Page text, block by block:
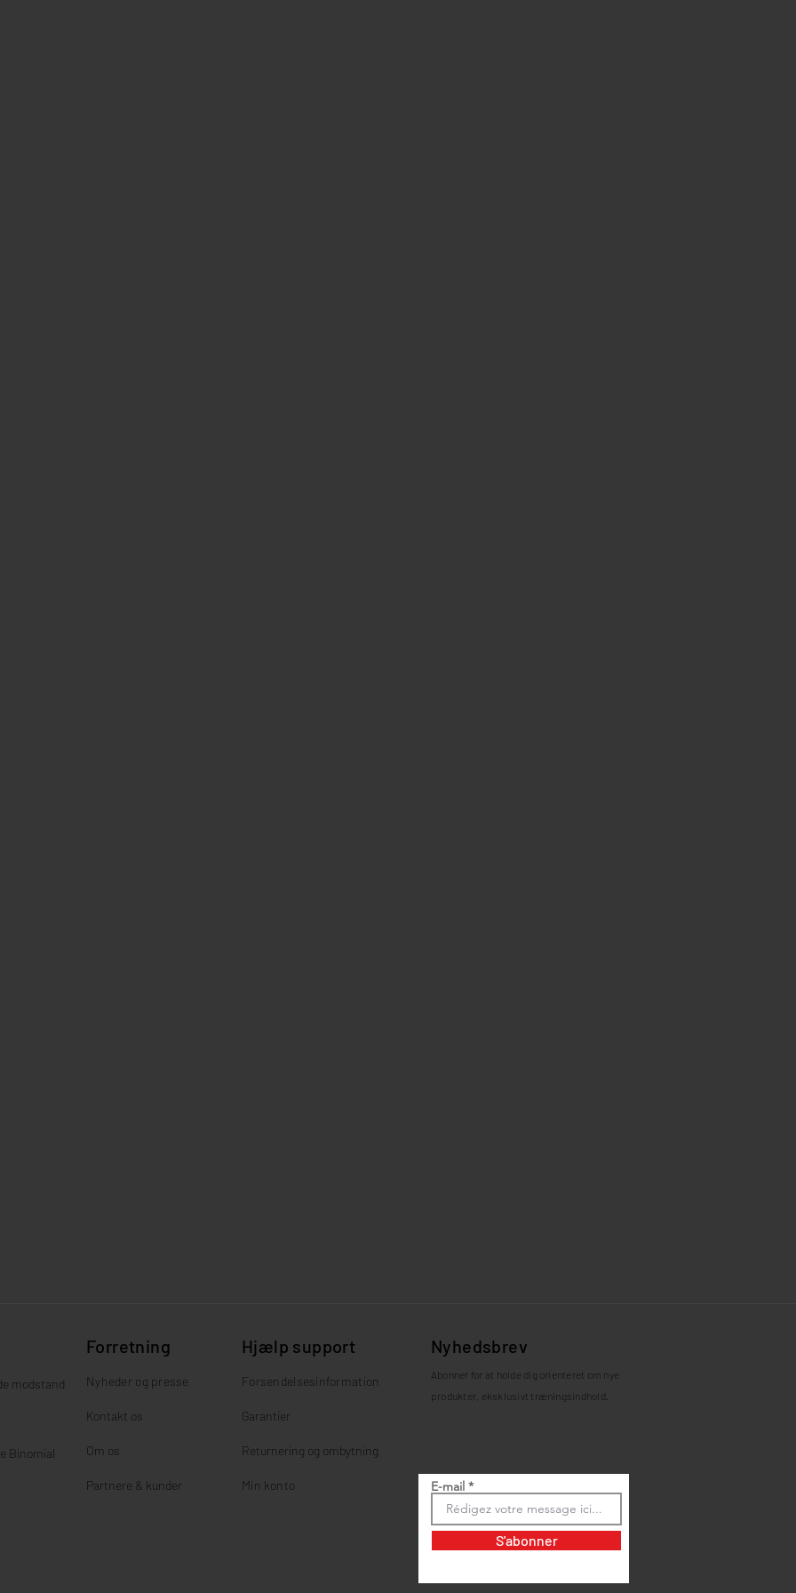
modstand
Binomial
Forretning
Nyheder og presse
Kontakt os
Om os
Partnere & kunder
Hjælp support
Forsendelsesinformation
Garantier
Returnering og ombytning
Min konto
Nyhedsbrev
Abonner for at holde dig orienteret om nye
produkter, eksklusivt træningsindhold.
E-mail
S'abonner